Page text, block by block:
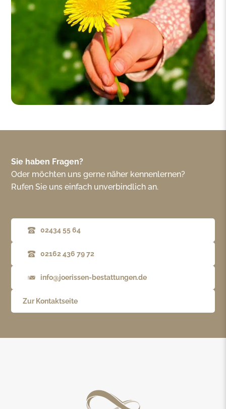
Sie haben Fragen?
Oder möchten uns gerne näher kennenlernen?
Rufen Sie uns einfach unverbindlich an.
02434 55 64
02162 436 79 72
info@joerissen-bestattungen.de
Zur Kontaktseite